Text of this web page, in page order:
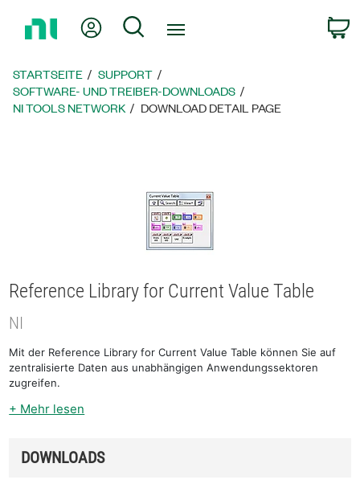
zur
Mein KontoSuche
STARTSEITE
SUPPORT
SOFTWARE- UND TREIBER-DOWNLOADS
NI TOOLS NETWORK
DOWNLOAD DETAIL PAGE
Reference Library for Current Value Table
NI
Mit der Reference Library for Current Value Table können Sie auf
zentralisierte Daten aus unabhängigen Anwendungssektoren
zugreifen.
+ Mehr lesen
DOWNLOADS